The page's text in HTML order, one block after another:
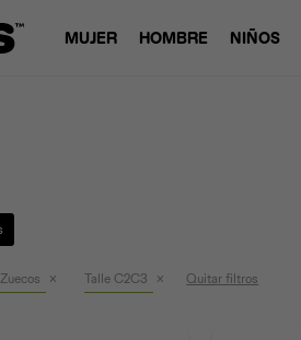
MUJER HOMBRE NIÑOS
Zuecos Talle C2C3 Quitar filtros